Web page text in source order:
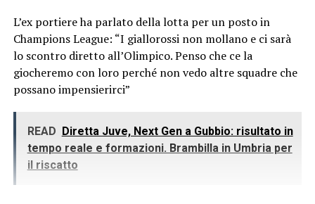
L’ex portiere ha parlato della lotta per un posto in
Champions League: “I giallorossi non mollano e ci sarà
lo scontro diretto all’Olimpico. Penso che ce la
giocheremo con loro perché non vedo altre squadre che
possano impensierirci”
READ Diretta Juve, Next Gen a Gubbio: risultato in
tempo reale e formazioni. Brambilla in Umbria per
il riscatto